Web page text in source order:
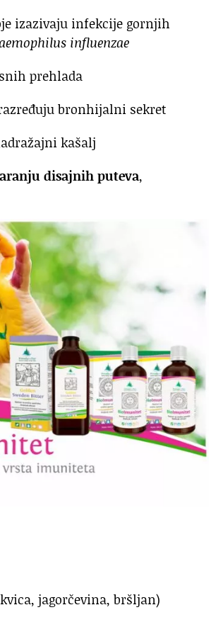
izazivaju infekcije gornjih
influenzae
prehlada
bronhijalni sekret
kašalj
disajnih puteva,
jagorčevina, bršljan)